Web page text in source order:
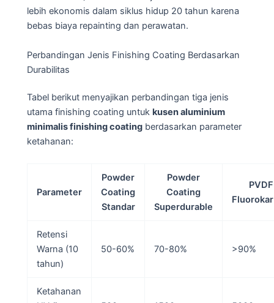
lebih ekonomis dalam siklus hidup 20 tahun karena
bebas biaya repainting dan perawatan.
Perbandingan Jenis Finishing Coating Berdasarkan
Durabilitas
Tabel berikut menyajikan perbandingan tiga jenis
utama finishing coating untuk kusen aluminium
minimalis finishing coating berdasarkan parameter
ketahanan:
Parameter
Powder
Coating
Standar
Powder
Coating
Superdurable
PVDF
Retensi
Warna (10
tahun)
50-60% 70-80% >90%
Ketahanan